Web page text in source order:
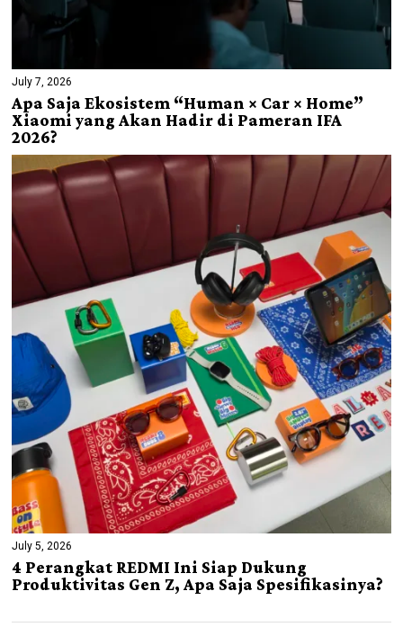
July 7, 2026
Apa Saja Ekosistem “Human × Car × Home”
Xiaomi yang Akan Hadir di Pameran IFA
2026?
July 5, 2026
4 Perangkat REDMI Ini Siap Dukung
Produktivitas Gen Z, Apa Saja Spesifikasinya?